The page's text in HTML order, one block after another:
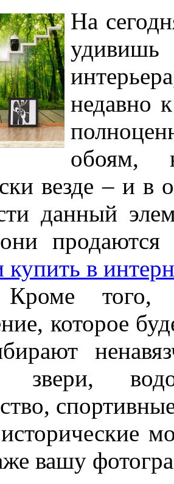
На
недавно
обоям,
везде – и в
данный
в
Кроме
которое
звери,
вашу